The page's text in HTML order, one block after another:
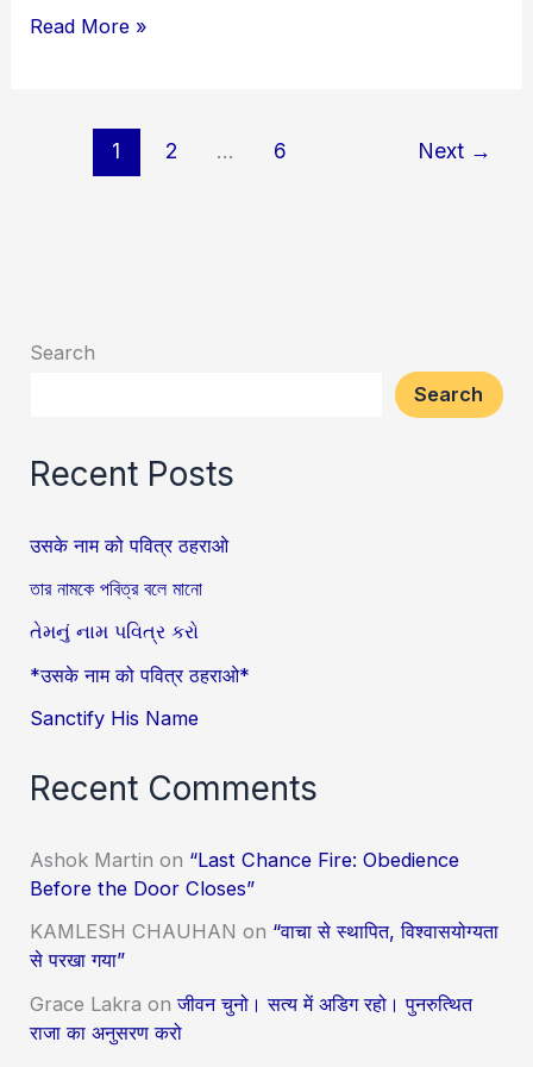
Read More »
1 2 … 6 Next →
Search
Search
Recent Posts
उसके नाम को पवित्र ठहराओ
তার নামকে পবিত্র বলে মানো
તેમનું નામ પવિત્ર કરો
*उसके नाम को पवित्र ठहराओ*
Sanctify His Name
Recent Comments
Ashok Martin on “Last Chance Fire: Obedience
Before the Door Closes”
KAMLESH CHAUHAN on “वाचा से स्थापित, विश्वासयोग्यता
से परखा गया”
Grace Lakra onजीवन चुनो। सत्य में अडिग रहो। पुनरुत्थित
राजा का अनुसरण करो